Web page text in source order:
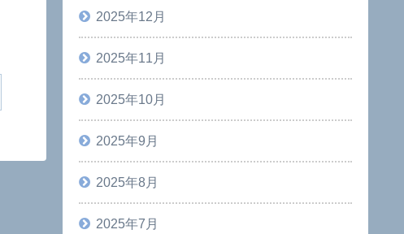
2025年12月
2025年11月
2025年10月
2025年9月
2025年8月
2025年7月